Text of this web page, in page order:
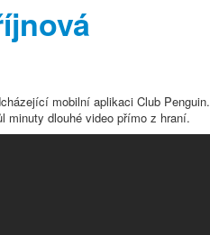
mobilní aplikaci Club Penguin.
minuty dlouhé video přímo z hraní.